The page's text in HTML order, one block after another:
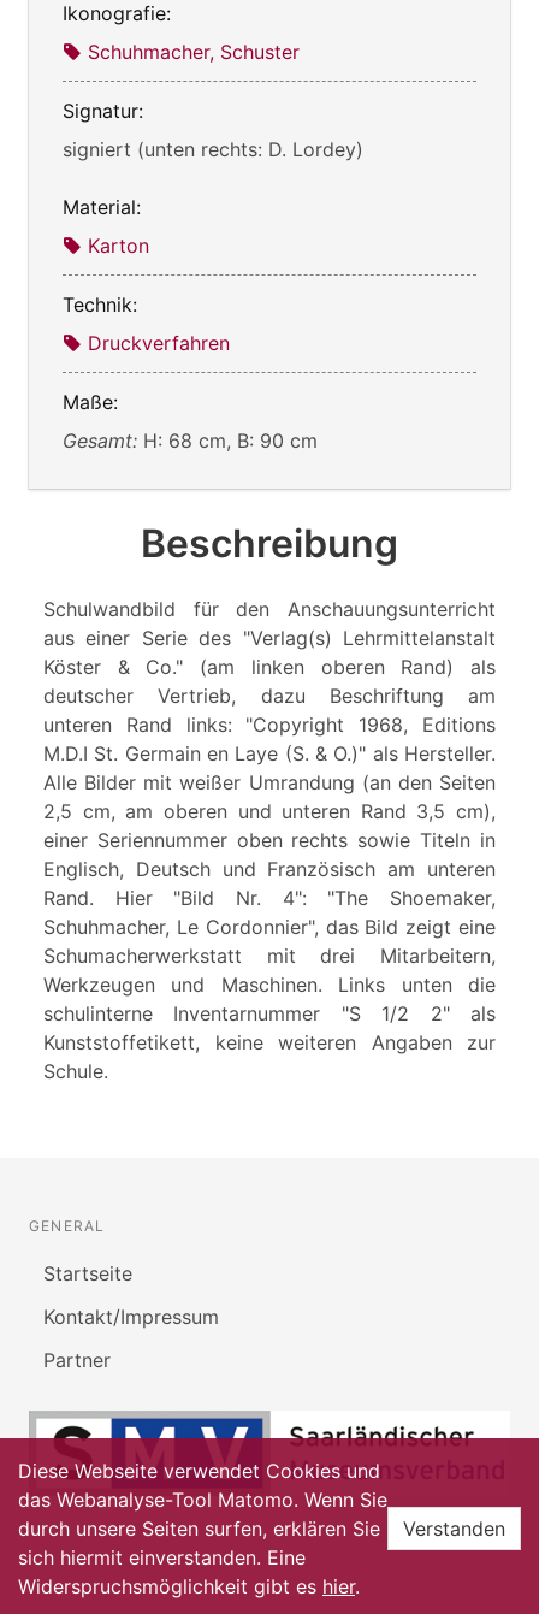
Ikonografie:
Schuhmacher, Schuster
Signatur:
signiert (unten rechts: D. Lordey)
Material:
Karton
Technik:
Druckverfahren
Maße:
Gesamt: H: 68 cm, B: 90 cm
Beschreibung
Schulwandbild für den Anschauungsunterricht
aus einer Serie des "Verlag(s) Lehrmittelanstalt
Köster & Co." (am linken oberen Rand) als
deutscher Vertrieb, dazu Beschriftung am
unteren Rand links: "Copyright 1968, Editions
M.D.I St. Germain en Laye (S. & O.)" als Hersteller.
Alle Bilder mit weißer Umrandung (an den Seiten
2,5 cm, am oberen und unteren Rand 3,5 cm),
einer Seriennummer oben rechts sowie Titeln in
Englisch, Deutsch und Französisch am unteren
Rand. Hier "Bild Nr. 4": "The Shoemaker,
Schuhmacher, Le Cordonnier", das Bild zeigt eine
Schumacherwerkstatt mit drei Mitarbeitern,
Werkzeugen und Maschinen. Links unten die
schulinterne Inventarnummer "S 1/2 2" als
Kunststoffetikett, keine weiteren Angaben zur
Schule.
GENERAL
Startseite
Kontakt/Impressum
Partner
Diese Webseite verwendet Cookies und
das Webanalyse-Tool Matomo. Wenn Sie
durch unsere Seiten surfen, erklären Sie
sich hiermit einverstanden. Eine
Widerspruchsmöglichkeit gibt es hier.
Verstanden